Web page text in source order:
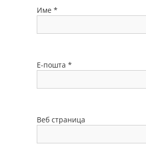
Име *
Е-пошта *
Веб страница